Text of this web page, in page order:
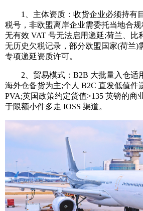
1、主体资质：收货企业必须持有
税号，非欧盟离岸企业需委托当地合规
无有效 VAT 号无法启用递延;荷兰、比
无历史欠税记录，部分欧盟国家(荷兰)
专项递延资质许可。
2、贸易模式：B2B 大批量入仓适
海外仓备货为主;个人 B2C 直发低值件
PVA;英国政策约定货值>135 英镑的商
于限额小件多走 IOSS 渠道。